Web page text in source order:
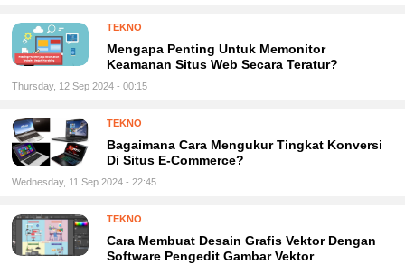
TEKNO
Mengapa Penting Untuk Memonitor
Keamanan Situs Web Secara Teratur?
Thursday, 12 Sep 2024 - 00:15
TEKNO
Bagaimana Cara Mengukur Tingkat Konversi
Di Situs E-Commerce?
Wednesday, 11 Sep 2024 - 22:45
TEKNO
Cara Membuat Desain Grafis Vektor Dengan
Software Pengedit Gambar Vektor